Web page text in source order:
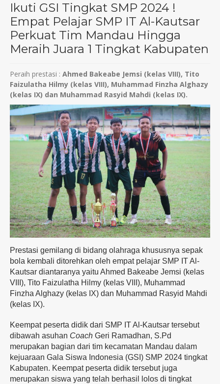
Ikuti GSI Tingkat SMP 2024 !
Empat Pelajar SMP IT Al-Kautsar
Perkuat Tim Mandau Hingga
Meraih Juara 1 Tingkat Kabupaten
Peraih prestasi : Ahmed Bakeabe Jemsi (kelas VIII), Tito
Faizulatha Hilmy (kelas VIII), Muhammad Finzha Alghazy
(kelas IX) dan Muhammad Rasyid Mahdi (kelas IX).
Prestasi gemilang di bidang olahraga khususnya sepak
bola kembali ditorehkan oleh empat pelajar SMP IT Al-
Kautsar diantaranya yaitu Ahmed Bakeabe Jemsi (kelas
VIII), Tito Faizulatha Hilmy (kelas VIII), Muhammad
Finzha Alghazy (kelas IX) dan Muhammad Rasyid Mahdi
(kelas IX).
Keempat peserta didik dari SMP IT Al-Kautsar tersebut
dibawah asuhan Coach Geri Ramadhan, S.Pd
merupakan bagian dari tim kecamatan Mandau dalam
kejuaraan Gala Siswa Indonesia (GSI) SMP 2024 tingkat
Kabupaten. Keempat peserta didik tersebut juga
merupakan siswa yang telah berhasil lolos di tingkat